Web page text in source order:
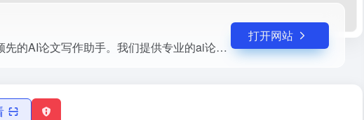
笔灵AI论文写作，国内领先的AI论文写作助手。我们提供专业的ai论文写作助手，各类论文写作服务，包括毕业论文模板、课程论文和计算机毕业论文等。
打开网站